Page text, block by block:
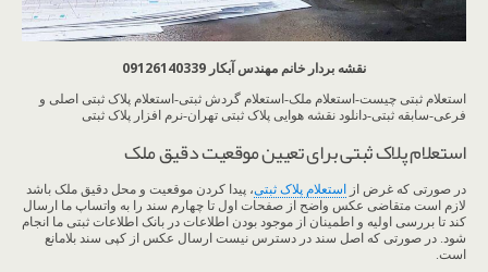
نقشه بردار خانم مهندس آبکار 09126140339
استعلام ثبتی چیست-استعلام ملک-استعلام گردش ثبتی-استعلام پلاک ثبتی اصلی و
فرعی-سابقه ثبتی-دانلود نقشه هوایی پلاک ثبتی تهران-نرم افزار پلاک ثبتی
استعلام پلاک ثبتی برای تعیین موقعیت دقیق ملک
در صورتی که غرض از استعلام پلاک ثبتی، پیدا کردن موقعیت و محل دقیق ملک باشد
لازم است متقاضی عکس واضح از صفحات اول تا چهارم سند را به واتساپ ما ارسال
کند تا بررسی اولیه و اطمینان از موجود بودن اطلاعات در بانک اطلاعات ثبتی ما انجام
شود. در صورتی که اصل سند در دسترس نیست ارسال عکس از کپی سند بلامانع
است.